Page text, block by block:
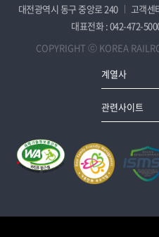
대전광역시 동구 중앙로 240
고객센
대표전화 : 042-472-
COPYRIGHT ⓒ KOREA
계열사
관련사이트